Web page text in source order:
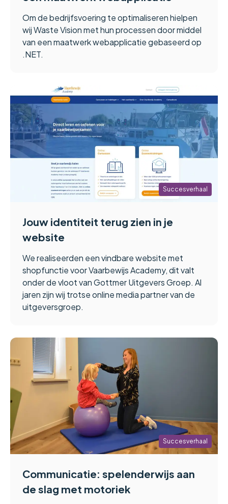
Om de bedrijfsvoering te optimaliseren hielpen
wij Waste Vision met hun processen door middel
van een maatwerk webapplicatie gebaseerd op
.NET.
Succesverhaal
Jouw identiteit terug zien in je
website
We realiseerden een vindbare website met
shopfunctie voor Vaarbewijs Academy, dit valt
onder de vloot van Gottmer Uitgevers Groep. Al
jaren zijn wij trotse online media partner van de
uitgeversgroep.
Succesverhaal
Communicatie: spelenderwijs aan
de slag met motoriek